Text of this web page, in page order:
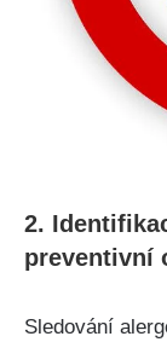
2.
preventivní
Sledování